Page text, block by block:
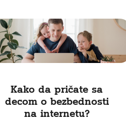
Kako da pričate sa
decom o bezbednosti
na internetu?